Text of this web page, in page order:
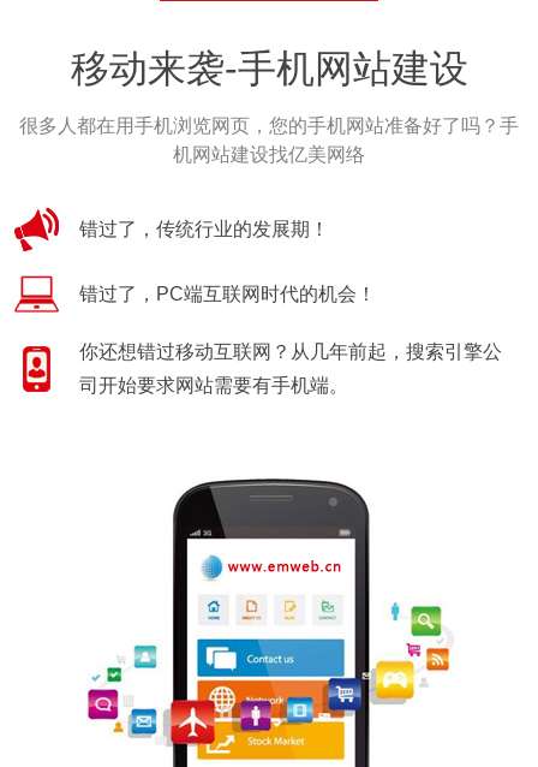
移动来袭-手机网站建设
很多人都在用手机浏览网页，您的手机网站准备好了吗？手
机网站建设找亿美网络
错过了，传统行业的发展期！
错过了，PC端互联网时代的机会！
你还想错过移动互联网？从几年前起，搜索引擎公
司开始要求网站需要有手机端。